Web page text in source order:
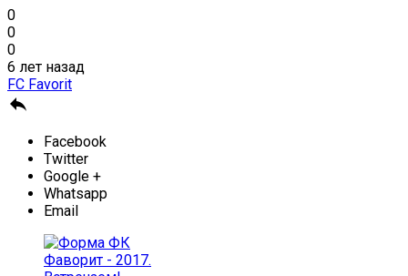
0
0
0
6 лет назад
FC Favorit

Facebook
Twitter
Google +
Whatsapp
Email